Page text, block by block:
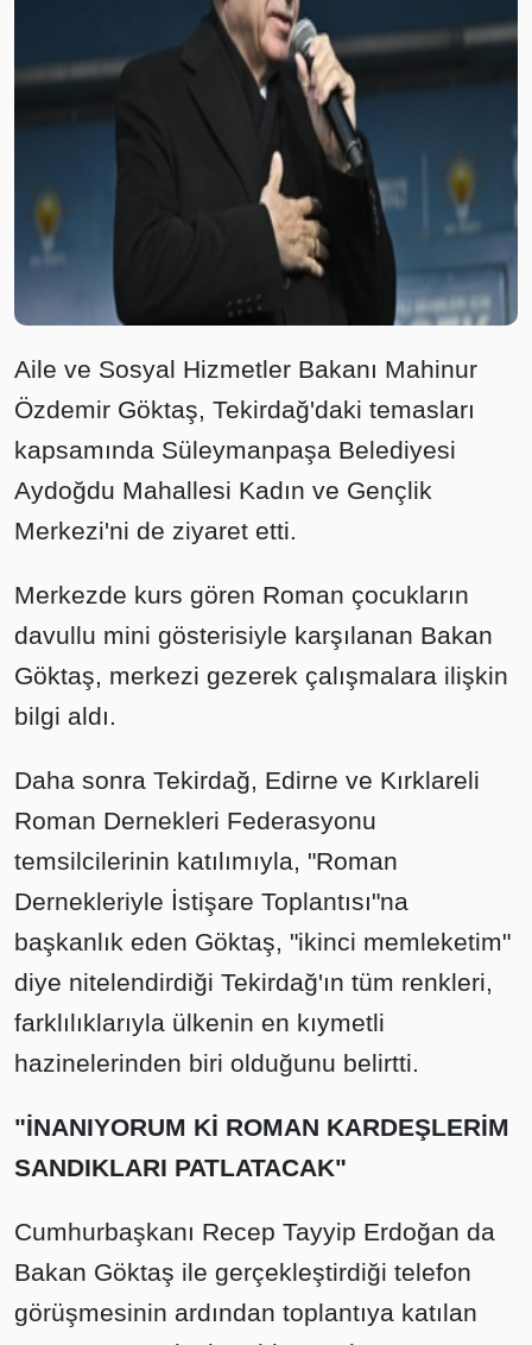
Aile ve Sosyal Hizmetler Bakanı Mahinur
Özdemir Göktaş, Tekirdağ'daki temasları
kapsamında Süleymanpaşa Belediyesi
Aydoğdu Mahallesi Kadın ve Gençlik
Merkezi'ni de ziyaret etti.
Merkezde kurs gören Roman çocukların
davullu mini gösterisiyle karşılanan Bakan
Göktaş, merkezi gezerek çalışmalara ilişkin
bilgi aldı.
Daha sonra Tekirdağ, Edirne ve Kırklareli
Roman Dernekleri Federasyonu
temsilcilerinin katılımıyla, "Roman
Dernekleriyle İstişare Toplantısı"na
başkanlık eden Göktaş, "ikinci memleketim"
diye nitelendirdiği Tekirdağ'ın tüm renkleri,
farklılıklarıyla ülkenin en kıymetli
hazinelerinden biri olduğunu belirtti.
"İNANIYORUM Kİ ROMAN KARDEŞLERİM
SANDIKLARI PATLATACAK"
Cumhurbaşkanı Recep Tayyip Erdoğan da
Bakan Göktaş ile gerçekleştirdiği telefon
görüşmesinin ardından toplantıya katılan